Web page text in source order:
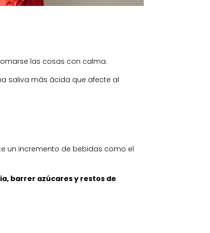
las cosas con calma.
saliva más ácida que afecte al
un incremento de bebidas como el
barrer azúcares y restos de